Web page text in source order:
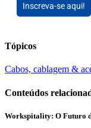
Inscreva-se aqui!
Tópicos
Cabos, cablagem &
Conteúdos
Workspitality: O Futuro